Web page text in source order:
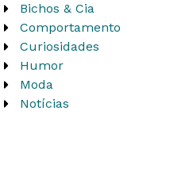
Bichos & Cia
Comportamento
Curiosidades
Humor
Moda
Notícias